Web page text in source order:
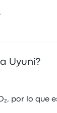
Uyuni?
por lo que